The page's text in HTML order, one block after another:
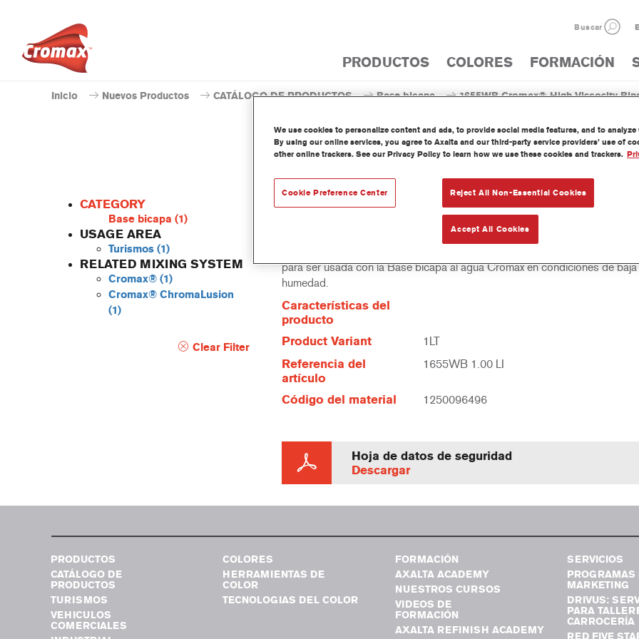
Buscar
PRODUCTOS COLORES FORMACIÓN
Inicio Nuevos Productos CATÁLOGO DE PRODUCTOS Base bicapa 1655WB Cromax® High Viscosity
CATEGORY
Base bicapa (1)
USAGE AREA
Turismos (1)
RELATED MIXING SYSTEM
Cromax® (1)
Cromax® ChromaLusion
(1)
Clear Filter
1655WB Cromax® High
para ser usada con la Base bicapa al agua Cromax en condiciones de baja
humedad.
Características del
producto
Product Variant
1LT
Referencia del
artículo
1655WB 1.00 LI
Código del material 1250096496
Hoja de datos de seguridad
Descargar
PRODUCTOS
CATÁLOGO DE
PRODUCTOS
TURISMOS
VEHICULOS
COMERCIALES
COLORES
HERRAMIENTAS DE
COLOR
TECNOLOGIAS DEL COLOR
FORMACIÓN
AXALTA ACADEMY
NUESTROS CURSOS
VIDEOS DE
FORMACIÓN
AXALTA REFINISH ACADEMY
SERVICIOS
PROGRAMAS
MARKETING
DRIVUS:
PARA
CARROCERÍA
We use cookies to personalize content and ads, to provide social media features, and to
By using our online services, you agree to Axalta and our third-party service providers’ use of
other online trackers. See our Privacy Policy to learn how we use these cookies and trackers.
Reject All Non-Essential Cookies
Accept All Cookies
Cookie Preference Center